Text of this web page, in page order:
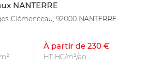
NANTERRE
Clémenceau, 92000 NANTERRE
À partir de 230 €
HT HC/m²/an